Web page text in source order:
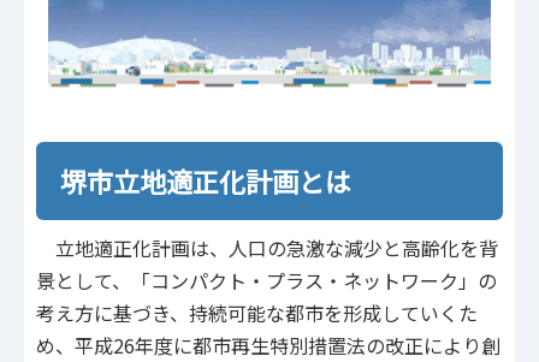
堺市立地適正化計画とは
立地適正化計画は、人口の急激な減少と高齢化を背
景として、「コンパクト・プラス・ネットワーク」の
考え方に基づき、持続可能な都市を形成していくた
め、平成26年度に都市再生特別措置法の改正により創